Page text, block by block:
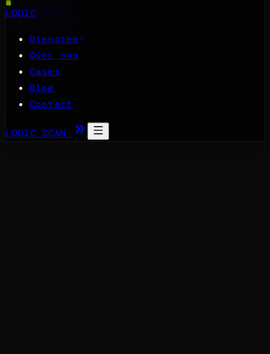
Naar inhoud
LOQIC
Diensten
Over ons
Cases
Blog
Contact
LOQIC SCAN